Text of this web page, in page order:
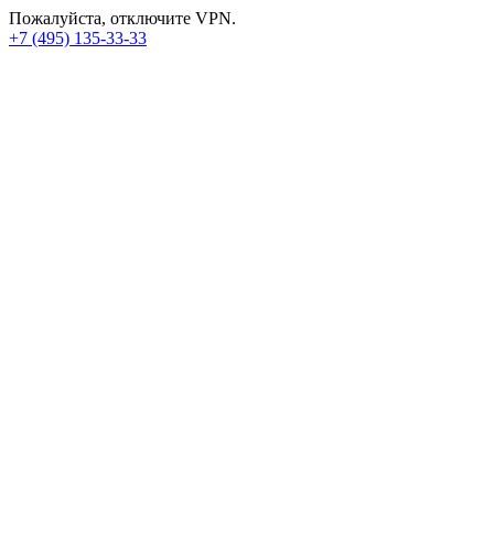
Пожалуйста, отключите VPN.
+7 (495) 135-33-33